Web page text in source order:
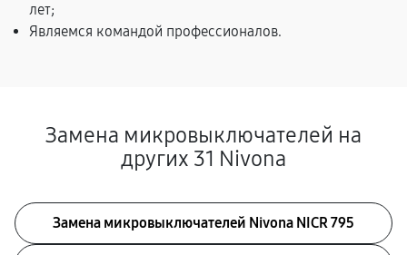
лет;
Являемся командой профессионалов.
Замена микровыключателей на
других 31 Nivona
Замена микровыключателей Nivona NICR 795